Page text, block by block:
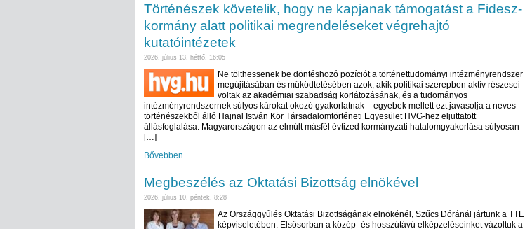
Történészek követelik, hogy ne kapjanak támogatást a Fidesz-
kormány alatt politikai megrendeléseket végrehajtó
kutatóintézetek
2026. július 13. hétfő, 16:05
Ne tölthessenek be döntéshozó pozíciót a történettudományi intézményrendszer
megújításában és működtetésében azok, akik politikai szerepben aktív részesei
voltak az akadémiai szabadság korlátozásának, és a tudományos
intézményrendszernek súlyos károkat okozó gyakorlatnak – egyebek mellett ezt javasolja a neves
történészekből álló Hajnal István Kör Társadalomtörténeti Egyesület HVG-hez eljuttatott
állásfoglalása. Magyarországon az elmúlt másfél évtized kormányzati hatalomgyakorlása súlyosan
[…]
Bővebben...
Megbeszélés az Oktatási Bizottság elnökével
2026. július 10. péntek, 8:28
Az Országgyűlés Oktatási Bizottságának elnökénél, Szűcs Dóránál jártunk a TTE
képviseletében. Elsősorban a közép- és hosszútávú elképzeléseinket vázoltuk a